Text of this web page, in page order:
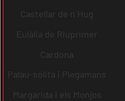
Castellar de n´Hug
Eulàlia de Riuprimer
Cardona
Palau-solità i Plegamans
Margarida i els Monjos